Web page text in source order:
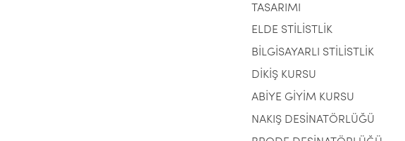
TASARIMI
ELDE STİLİSTLİK
BİLGİSAYARLI STİLİSTLİK
DİKİŞ KURSU
ABİYE GİYİM KURSU
NAKIŞ DESİNATÖRLÜĞÜ